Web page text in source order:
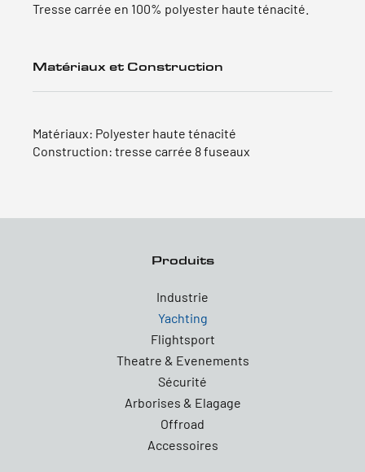
Tresse carrée en 100% polyester haute ténacité.
Matériaux et Construction
Matériaux: Polyester haute ténacité
Construction: tresse carrée 8 fuseaux
Produits
Industrie
Yachting
Flightsport
Theatre & Evenements
Sécurité
Arborises & Elagage
Offroad
Accessoires